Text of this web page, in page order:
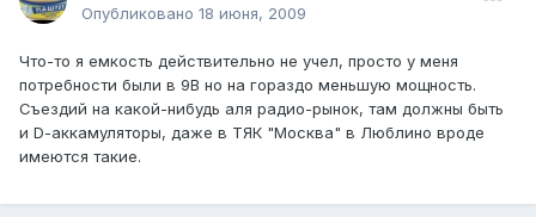
Опубликовано 18 июня, 2009
Что-то я емкость действительно не учел, просто у меня
потребности были в 9В но на гораздо меньшую мощность.
Съездий на какой-нибудь аля радио-рынок, там должны быть
и D-aккамуляторы, даже в ТЯК "Москва" в Люблино вроде
имеются такие.